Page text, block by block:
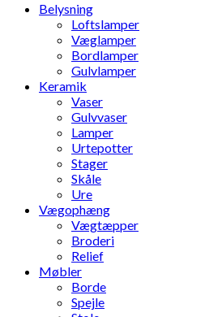
Belysning
Loftslamper
Væglamper
Bordlamper
Gulvlamper
Keramik
Vaser
Gulvvaser
Lamper
Urtepotter
Stager
Skåle
Ure
Vægophæng
Vægtæpper
Broderi
Relief
Møbler
Borde
Spejle